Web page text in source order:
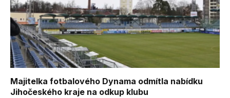
Majitelka fotbalového Dynama odmítla nabídku
Jihočeského kraje na odkup klubu